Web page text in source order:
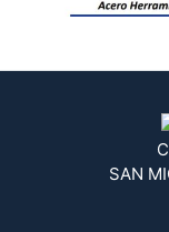
SAN